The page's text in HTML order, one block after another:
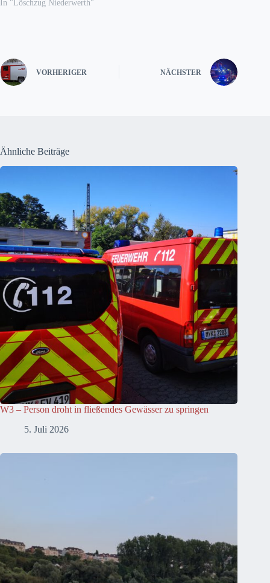
In "Löschzug Niederwerth"
VORHERIGER NÄCHSTER
Ähnliche Beiträge
W3 – Person droht in fließendes Gewässer zu springen
5. Juli 2026